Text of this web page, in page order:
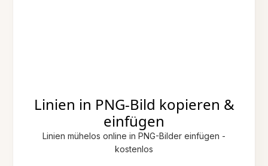
Linien in PNG-Bild kopieren &
einfügen
Linien mühelos online in PNG-Bilder einfügen -
kostenlos